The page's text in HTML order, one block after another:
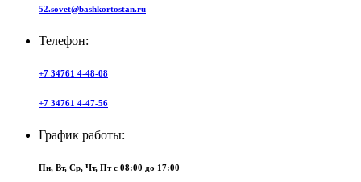
52.sovet@bashkortostan.ru
Телефон:
+7 34761 4-48-08
+7 34761 4-47-56
График работы:
Пн, Вт, Ср, Чт, Пт c 08:00 до 17:00